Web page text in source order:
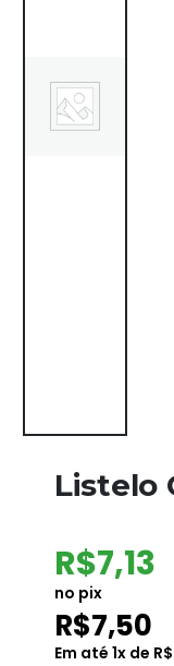
Listelo
R$7,13
no pix
R$7,50
Em até 1x de R$